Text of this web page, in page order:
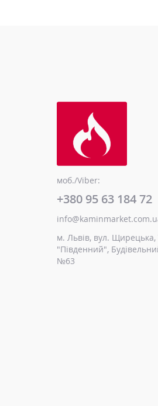
моб./Viber:
+380 95 63 184 72
м. Львів, вул.
"Південний",
№63